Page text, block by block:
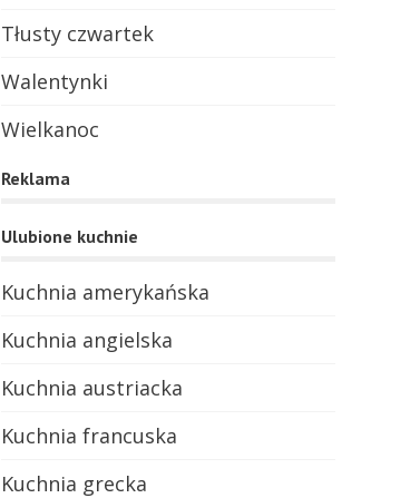
Tłusty czwartek
Walentynki
Wielkanoc
Reklama
Ulubione kuchnie
Kuchnia amerykańska
Kuchnia angielska
Kuchnia austriacka
Kuchnia francuska
Kuchnia grecka